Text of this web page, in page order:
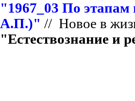
"1967_03 По
А.П.)" // Новое в
"Естествознание и